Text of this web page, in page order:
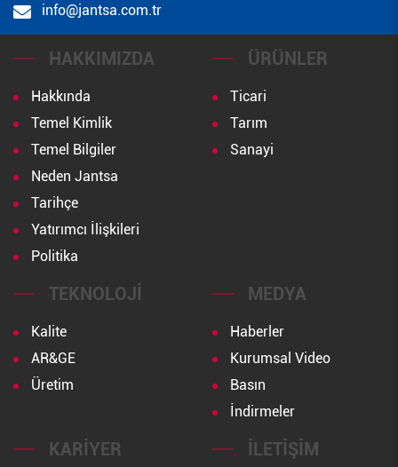
info@jantsa.com.tr
HAKKIMIZDA
Hakkında
Temel Kimlik
Temel Bilgiler
Neden Jantsa
Tarihçe
Yatırımcı İlişkileri
Politika
ÜRÜNLER
Ticari
Tarım
Sanayi
TEKNOLOJI
Kalite
AR&GE
Üretim
MEDYA
Haberler
Kurumsal Video
Basın
İndirmeler
KARIYER İLETIŞIM